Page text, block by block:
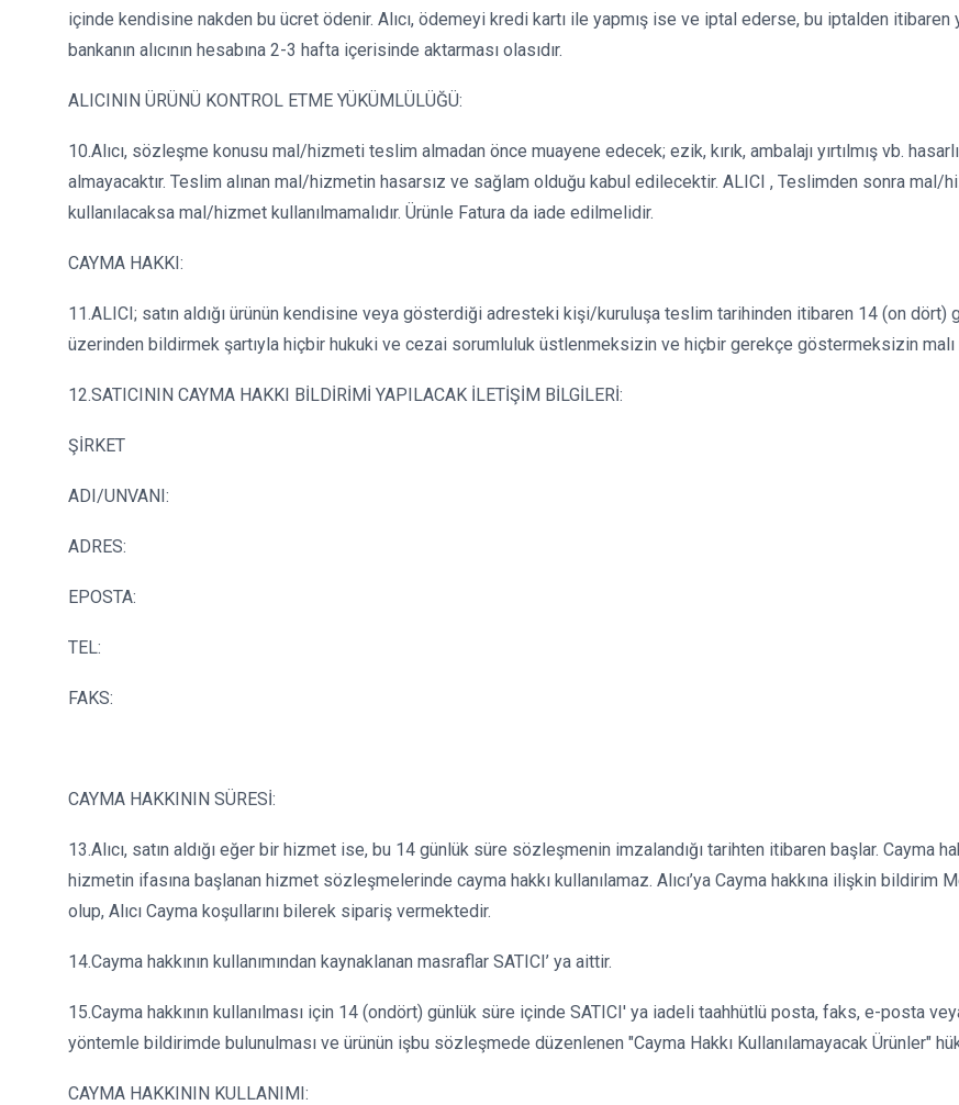
içinde kendisine nakden bu ücret ödenir. Alıcı, ödemeyi kredi kartı ile yapmış ise ve iptal ederse, bu iptalden
bankanın alıcının hesabına 2-3 hafta içerisinde aktarması olasıdır.
ALICININ ÜRÜNÜ KONTROL ETME YÜKÜMLÜLÜĞÜ:
10.Alıcı, sözleşme konusu mal/hizmeti teslim almadan önce muayene edecek; ezik, kırık, ambalajı yırtılmış vb.
almayacaktır. Teslim alınan mal/hizmetin hasarsız ve sağlam olduğu kabul edilecektir. ALICI , Teslimden sonra mal/
kullanılacaksa mal/hizmet kullanılmamalıdır. Ürünle Fatura da iade edilmelidir.
CAYMA HAKKI:
11.ALICI; satın aldığı ürünün kendisine veya gösterdiği adresteki kişi/kuruluşa teslim tarihinden itibaren 14 (on dört)
üzerinden bildirmek şartıyla hiçbir hukuki ve cezai sorumluluk üstlenmeksizin ve hiçbir gerekçe göstermeksizin malı
12.SATICININ CAYMA HAKKI BİLDİRİMİ YAPILACAK İLETİŞİM BİLGİLERİ:
ŞİRKET
ADI/UNVANI:
ADRES:
EPOSTA:
TEL:
FAKS:
CAYMA HAKKININ SÜRESİ:
13.Alıcı, satın aldığı eğer bir hizmet ise, bu 14 günlük süre sözleşmenin imzalandığı tarihten itibaren başlar. Cayma
hizmetin ifasına başlanan hizmet sözleşmelerinde cayma hakkı kullanılamaz. Alıcı’ya Cayma hakkına ilişkin
olup, Alıcı Cayma koşullarını bilerek sipariş vermektedir.
14.Cayma hakkının kullanımından kaynaklanan masraflar SATICI’ ya aittir.
15.Cayma hakkının kullanılması için 14 (ondört) günlük süre içinde SATICI' ya iadeli taahhütlü posta, faks, e-posta
yöntemle bildirimde bulunulması ve ürünün işbu sözleşmede düzenlenen "Cayma Hakkı Kullanılamayacak Ürünler"
CAYMA HAKKININ KULLANIMI: